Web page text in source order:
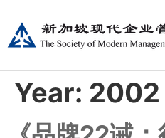
Year: 2002